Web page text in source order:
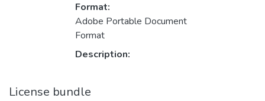
Format:
Adobe Portable Document
Format
Description:
License bundle